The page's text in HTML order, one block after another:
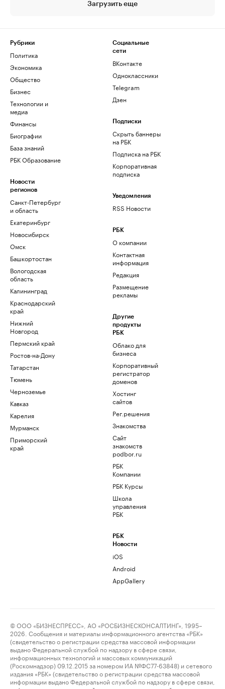
Загрузить еще
Рубрики
Политика
Экономика
Общество
Бизнес
Технологии и
медиа
Финансы
Биографии
База знаний
РБК Образование
Новости
регионов
Санкт-Петербург
и область
Екатеринбург
Новосибирск
Омск
Башкортостан
Вологодская
область
Калининград
Краснодарский
край
Нижний
Новгород
Пермский край
Ростов-на-Дону
Татарстан
Тюмень
Черноземье
Кавказ
Карелия
Мурманск
Приморский
край
Социальные
сети
ВКонтакте
Одноклассники
Telegram
Дзен
Подписки
Скрыть баннеры
на РБК
Подписка на РБК
Корпоративная
подписка
Уведомления
RSS Новости
РБК
О компании
Контактная
информация
Редакция
Размещение
рекламы
Другие
продукты
РБК
Облако для
бизнеса
Корпоративный
регистратор
доменов
Хостинг
сайтов
Рег.решения
Знакомства
Сайт
знакомств
podbor.ru
РБК
Компании
РБК Курсы
Школа
управления
РБК
РБК
Новости
iOS
Android
AppGallery
© ООО «БИЗНЕСПРЕСС», АО «РОСБИЗНЕСКОНСАЛТИНГ», 1995–
2026. Сообщения и материалы информационного агентства «РБК»
(свидетельство о регистрации средства массовой информации
выдано Федеральной службой по надзору в сфере связи,
информационных технологий и массовых коммуникаций
(Роскомнадзор) 09.12.2015 за номером ИА №ФС77-63848) и сетевого
издания «РБК» (свидетельство о регистрации средства массовой
информации выдано Федеральной службой по надзору в сфере связи,